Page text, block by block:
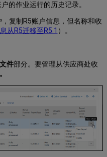
的作业运行的历史记录。
复制R5账户信息，但名称和收
从R5迁移至R5.1 ）。
件部分。要管理从供应商处收
。